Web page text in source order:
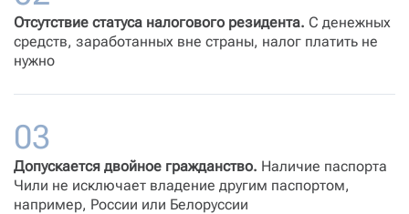
Отсутствие статуса налогового резидента. С денежных
средств, заработанных вне страны, налог платить не
нужно
Допускается двойное гражданство. Наличие паспорта
Чили не исключает владение другим паспортом,
например, России или Белоруссии